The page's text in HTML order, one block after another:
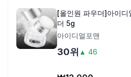
[올인원 파우더]아이디
더 5g
아이디얼포맨
30위 ▲ 46